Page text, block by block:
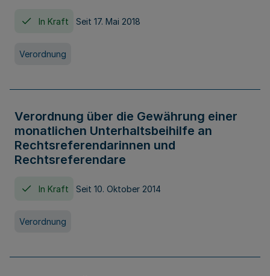
In Kraft Seit 17. Mai 2018
Verordnung
Verordnung über die Gewährung einer
monatlichen Unterhaltsbeihilfe an
Rechtsreferendarinnen und
Rechtsreferendare
In Kraft Seit 10. Oktober 2014
Verordnung